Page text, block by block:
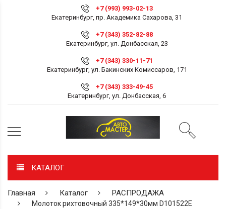
+7 (993) 993-02-13
Екатеринбург, пр. Академика Сахарова, 31
+7 (343) 352-82-88
Екатеринбург, ул. Донбасская, 23
+7 (343) 330-11-71
Екатеринбург, ул. Бакинских Комиссаров, 171
+7 (343) 333-49-45
Екатеринбург, ул. Донбасская, 6
КАТАЛОГ
Главная Каталог РАСПРОДАЖА
Молоток рихтовочный 335*149*30мм D101522E